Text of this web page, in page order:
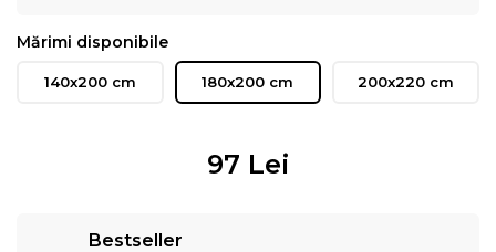
Mărimi disponibile
140x200 cm 180x200 cm 200x220 cm
97 Lei
Bestseller